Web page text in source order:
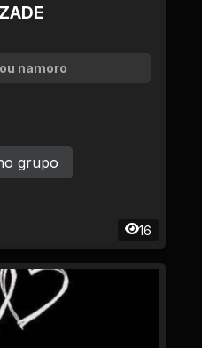
namoro
16
grupo